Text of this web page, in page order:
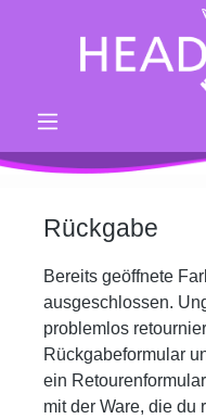
Zum Hauptinhalt
Rückgabe
Bereits geöffnete
ausgeschlossen.
problemlos
Rückgabeformular
ein
mit der Ware, die du